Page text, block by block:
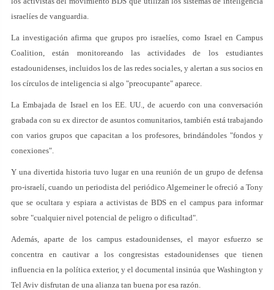
israelíes de vanguardia.
La investigación afirma que grupos pro israelíes, como Israel en Campus
Coalition, están monitoreando las actividades de los estudiantes
estadounidenses, incluidos los de las redes sociales, y alertan a sus socios en
los círculos de inteligencia si algo "preocupante" aparece.
La Embajada de Israel en los EE. UU., de acuerdo con una conversación
grabada con su ex director de asuntos comunitarios, también está trabajando
con varios grupos que capacitan a los profesores, brindándoles "fondos y
conexiones".
Y una divertida historia tuvo lugar en una reunión de un grupo de defensa
pro-israelí, cuando un periodista del periódico Algemeiner le ofreció a Tony
que se ocultara y espiara a activistas de BDS en el campus para informar
sobre "cualquier nivel potencial de peligro o dificultad".
Además, aparte de los campus estadounidenses, el mayor esfuerzo se
concentra en cautivar a los congresistas estadounidenses que tienen
influencia en la política exterior, y el documental insinúa que Washington y
Tel Aviv disfrutan de una alianza tan buena por esa razón.